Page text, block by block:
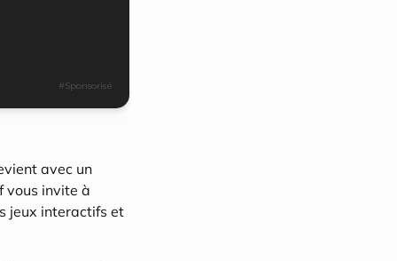
#Sponsorisé
avec un
vous invite à
jeux interactifs et